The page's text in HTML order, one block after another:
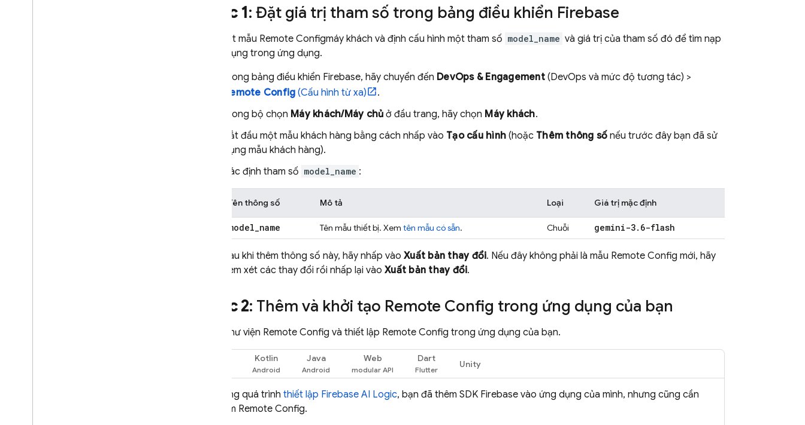
Bước 1: Đặt giá trị tham số trong bảng điều khiển Firebase
Tạo một mẫu Remote Configmáy khách và định cấu hình một tham số model_name và giá trị của tham số đó để tìm nạp
và sử dụng trong ứng dụng.
Trong bảng điều khiển Firebase, hãy chuyển đến DevOps & Engagement(DevOps và mức độ tương tác) >
Remote Config (Cấu hình từ xa)
.
Trong bộ chọn Máy khách/Máy chủ ở đầu trang, hãy chọn Máy khách.
Bắt đầu một mẫu khách hàng bằng cách nhấp vào Tạo cấu hình (hoặc Thêm thông số nếu trước đây bạn đã sử
dụng mẫu khách hàng).
Xác định tham số model_name :
Tên thông số Mô tả Loại Giá trị mặc định
model_name Tên mẫu thiết bị. Xem tên mẫu có sẵn. Chuỗi gemini-3. 6-flash
Sau khi thêm thông số này, hãy nhấp vào Xuất bản thay đổi. Nếu đây không phải là mẫu Remote Config mới, hãy
xem xét các thay đổi rồi nhấp lại vào Xuất bản thay đổi.
Bước 2: Thêm và khởi tạo Remote Config trong ứng dụng của bạn
Thêm thư viện Remote Config và thiết lập Remote Config trong ứng dụng của bạn.
Kotlin Java Web Dart
Unity
Trong quá trình thiết lập Firebase AI Logic, bạn đã thêm SDK Firebase vào ứng dụng của mình, nhưng cũng cần
thêm Remote Config.